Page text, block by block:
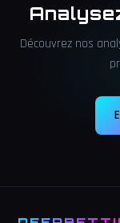
Découvrez nos